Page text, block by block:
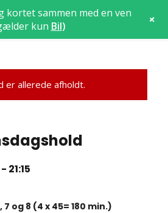
er allerede afholdt.
- 21:15
og 8 (4 x 45= 180 min.)
kortet sammen med en ven
kun Bil) +